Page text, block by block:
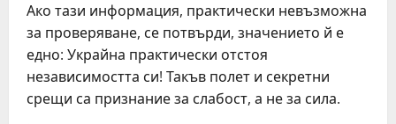
Ако тази информация, практически невъзможна
за проверяване, се потвърди, значението й е
едно: Украйна практически отстоя
независимостта си! Такъв полет и секретни
срещи са признание за слабост, а не за сила.